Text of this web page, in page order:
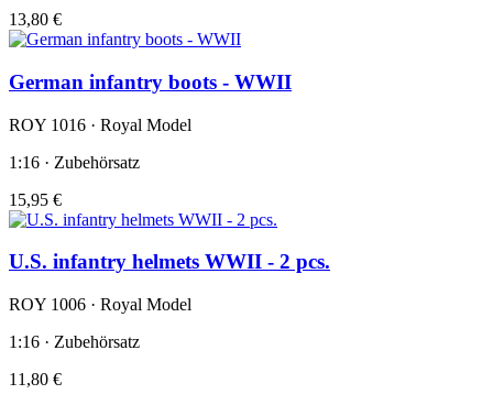
13,80 €
German infantry boots - WWII
ROY 1016 · Royal Model
1:16 · Zubehörsatz
15,95 €
U.S. infantry helmets WWII - 2 pcs.
ROY 1006 · Royal Model
1:16 · Zubehörsatz
11,80 €